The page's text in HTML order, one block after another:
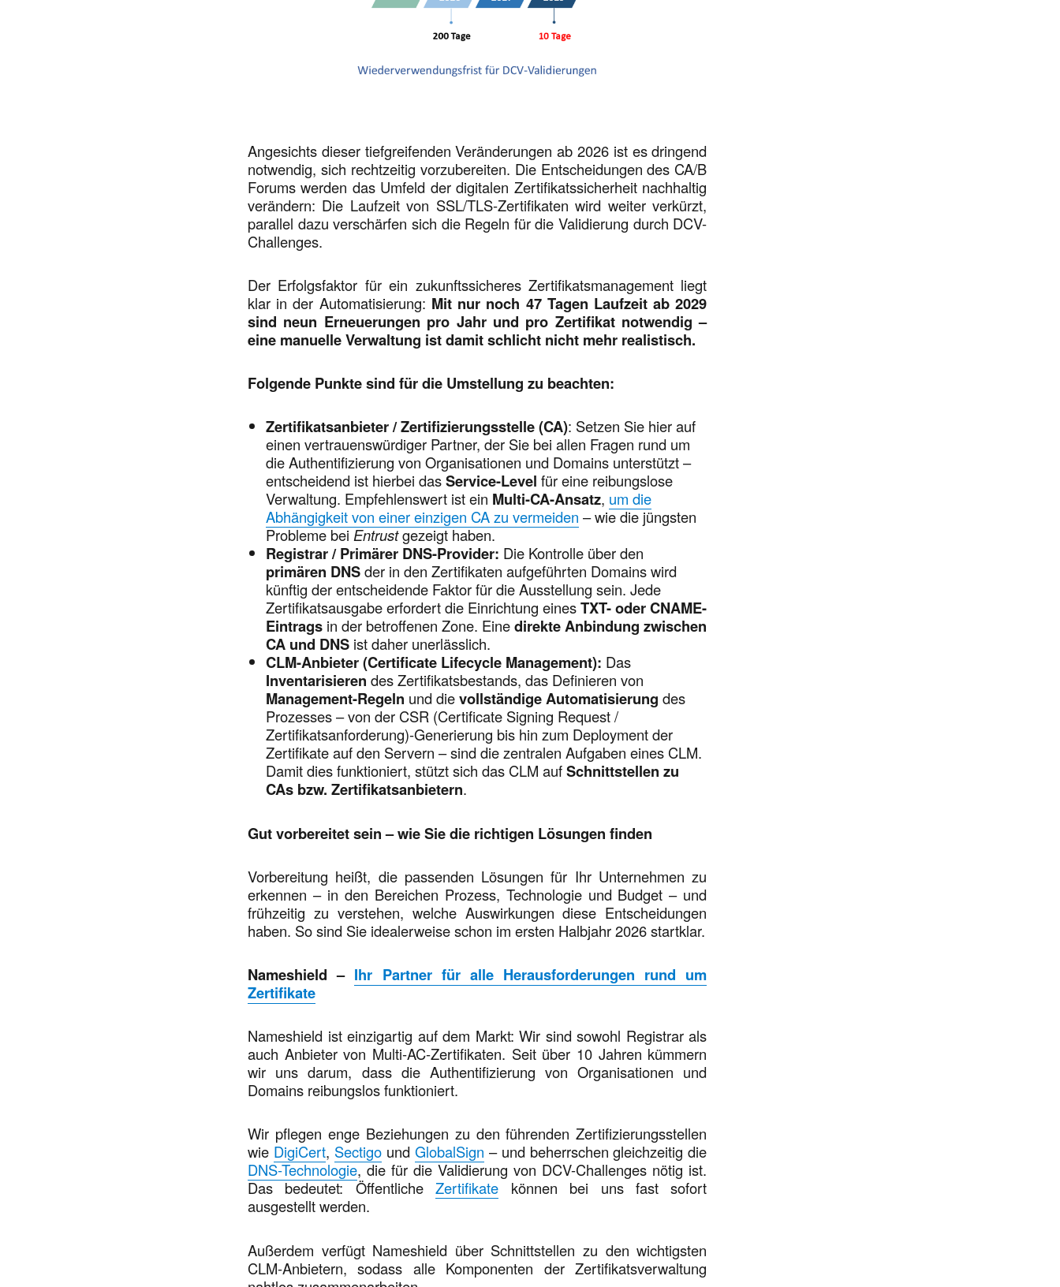
Angesichts dieser tiefgreifenden Veränderungen ab 2026 ist es dringend
notwendig, sich rechtzeitig vorzubereiten. Die Entscheidungen des CA/B
Forums werden das Umfeld der digitalen Zertifikatssicherheit nachhaltig
verändern: Die Laufzeit von SSL/TLS-Zertifikaten wird weiter verkürzt,
parallel dazu verschärfen sich die Regeln für die Validierung durch DCV-
Challenges.
Der Erfolgsfaktor für ein zukunftssicheres Zertifikatsmanagement liegt
klar in der Automatisierung: Mit nur noch 47 Tagen Laufzeit ab 2029
sind neun Erneuerungen pro Jahr und pro Zertifikat notwendig –
eine manuelle Verwaltung ist damit schlicht nicht mehr realistisch.
Folgende Punkte sind für die Umstellung zu beachten:
Zertifikatsanbieter / Zertifizierungsstelle (CA): Setzen Sie hier auf
einen vertrauenswürdiger Partner, der Sie bei allen Fragen rund um
die Authentifizierung von Organisationen und Domains unterstützt –
entscheidend ist hierbei dasService-Level für eine reibungslose
Verwaltung. Empfehlenswert ist ein Multi-CA-Ansatz, um die
Abhängigkeit von einer einzigen CA zu vermeiden – wie die jüngsten
Probleme beiEntrustgezeigt haben.
Registrar / Primärer DNS-Provider: Die Kontrolle über den
primären DNSder in den Zertifikaten aufgeführten Domains wird
künftig der entscheidende Faktor für die Ausstellung sein. Jede
Zertifikatsausgabe erfordert die Einrichtung einesTXT- oder CNAME-
Eintrags in der betroffenen Zone. Einedirekte Anbindung zwischen
CA und DNS ist daher unerlässlich.
CLM-Anbieter (Certificate Lifecycle Management): Das
Inventarisieren des Zertifikatsbestands, das Definieren von
Management-Regeln und dievollständige Automatisierung des
Prozesses – von der CSR (Certificate Signing Request /
Zertifikatsanforderung)-Generierung bis hin zum Deployment der
Zertifikate auf den Servern – sind die zentralen Aufgaben eines CLM.
Damit dies funktioniert, stützt sich das CLM aufSchnittstellen zu
CAs bzw. Zertifikatsanbietern.
Gut vorbereitet sein – wie Sie die richtigen Lösungen finden
Vorbereitung heißt, die passenden Lösungen für Ihr Unternehmen zu
erkennen – in den Bereichen Prozess, Technologie und Budget – und
frühzeitig zu verstehen, welche Auswirkungen diese Entscheidungen
haben. So sind Sie idealerweise schon im ersten Halbjahr 2026 startklar.
Nameshield – Ihr Partner für alle Herausforderungen rund um
Zertifikate
Nameshield ist einzigartig auf dem Markt: Wir sind sowohl Registrar als
auch Anbieter von Multi-AC-Zertifikaten. Seit über 10 Jahren kümmern
wir uns darum, dass die Authentifizierung von Organisationen und
Domains reibungslos funktioniert.
Wir pflegen enge Beziehungen zu den führenden Zertifizierungsstellen
wie DigiCert, Sectigound GlobalSign – und beherrschen gleichzeitig die
DNS-Technologie, die für die Validierung von DCV-Challenges nötig ist.
Das bedeutet: ÖffentlicheZertifikate können bei uns fast sofort
ausgestellt werden.
Außerdem verfügt Nameshield über Schnittstellen zu den wichtigsten
CLM-Anbietern, sodass alle Komponenten der Zertifikatsverwaltung